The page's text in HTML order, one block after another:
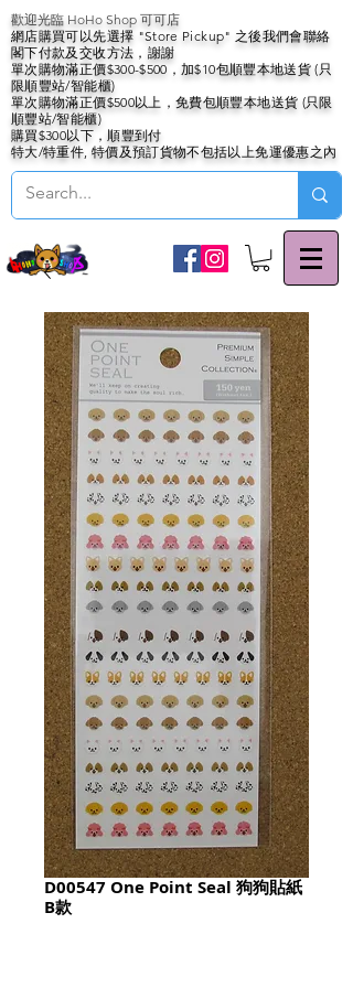
歡迎光臨 HoHo Shop 可可店
網店購買可以先選擇 "Store Pickup" 之後我們會聯絡
閣下付款及交收方法，謝謝
單次購物滿正價$300-$500，加$10包順豐本地送貨 (只
限順豐站/智能櫃)
單次購物滿正價$500以上，免費包順豐本地送貨 (只限
順豐站/智能櫃)
購買$300以下，順豐到付
特大/特重件, 特價及預訂貨物不包括以上免運優惠之內
D00547 One Point Seal 狗狗貼紙
B款